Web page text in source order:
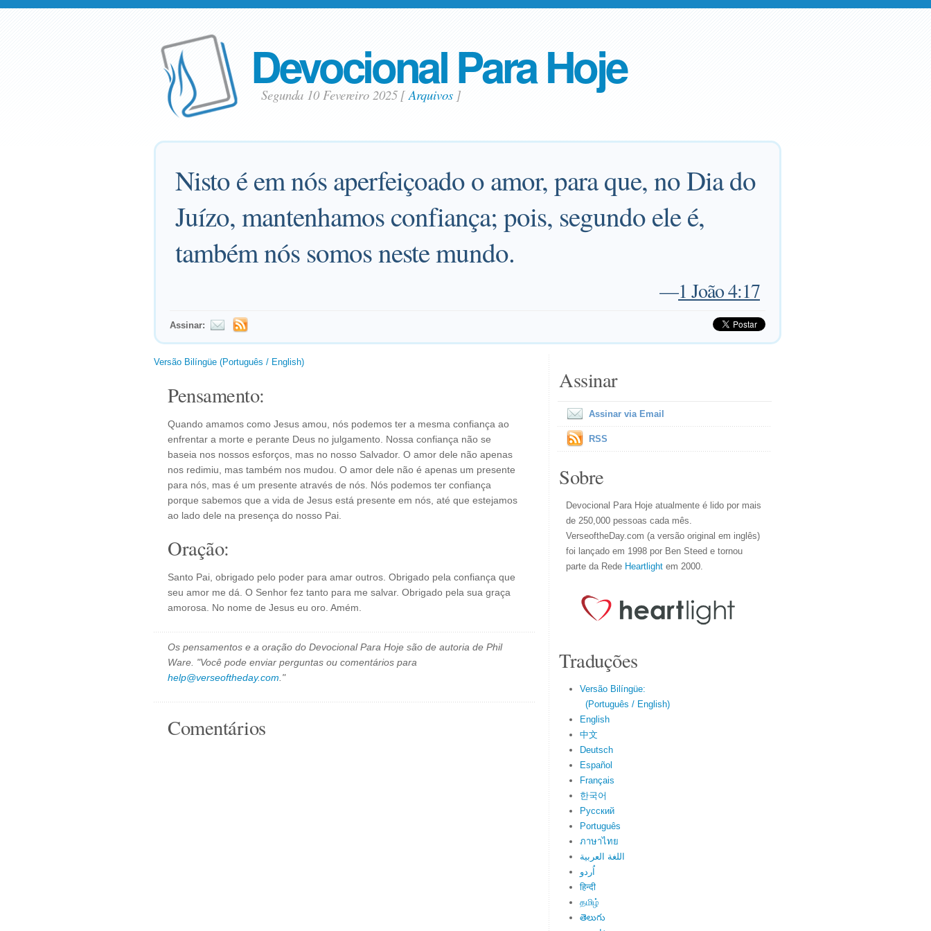
Devocional Para Hoje
Segunda 10 Fevereiro 2025 [Arquivos]
Nisto é em nós aperfeiçoado o amor, para que, no Dia do
Juízo, mantenhamos confiança; pois, segundo ele é,
também nós somos neste mundo.
—1 João 4:17
Assinar:
Versão Bilíngüe (Português / English)
Pensamento:
Quando amamos como Jesus amou, nós podemos ter a mesma confiança ao
enfrentar a morte e perante Deus no julgamento. Nossa confiança não se
baseia nos nossos esforços, mas no nosso Salvador. O amor dele não apenas
nos redimiu, mas também nos mudou. O amor dele não é apenas um presente
para nós, mas é um presente através de nós. Nós podemos ter confiança
porque sabemos que a vida de Jesus está presente em nós, até que estejamos
ao lado dele na presença do nosso Pai.
Oração:
Santo Pai, obrigado pelo poder para amar outros. Obrigado pela confiança que
seu amor me dá. O Senhor fez tanto para me salvar. Obrigado pela sua graça
amorosa. No nome de Jesus eu oro. Amém.
Os pensamentos e a oração do Devocional Para Hoje são de autoria de Phil
Ware. "Você pode enviar perguntas ou comentários para
help@verseoftheday.com ."
Comentários
Assinar
Assinar via Email
RSS
Sobre
Devocional Para Hoje atualmente é lido por mais
de 250,000 pessoas cada mês.
VerseoftheDay.com (a versão original em inglês)
foi lançado em 1998 por Ben Steed e tornou
parte da Rede Heartlight em 2000.
Traduções
Versão Bilíngüe:
(Português / English)
English
中文
Deutsch
Español
Français
한국어
Русский
Português
ภาษาไทย
اللغة العربية
اُردو
हिन्दी
தமிழ்
తెలుగు